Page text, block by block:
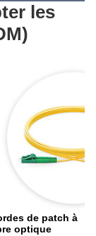
les
)
de patch à
optique